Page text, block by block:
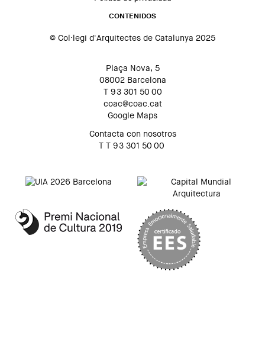
CONTENIDOS
© Col·legi d'Arquitectes de Catalunya 2025
Plaça Nova, 5
08002 Barcelona
T 93 301 50 00
coac@coac.cat
Google Maps
Contacta con nosotros
T T 93 301 50 00